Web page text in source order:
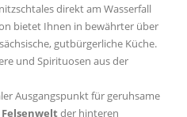
direkt am Wasserfall
bietet Ihnen in bewährter über
gutbürgerliche Küche.
und Spirituosen aus der
Ausgangspunkt für geruhsame
Felsenwelt der hinteren